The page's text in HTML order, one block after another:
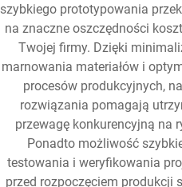
szybkiego prototypowania
na znaczne oszczędności
Twojej firmy. Dzięki
marnowania materiałów i
procesów produkcyjnych,
rozwiązania pomagają
przewagę konkurencyjną na
Ponadto możliwość
testowania i weryfikowania
przed rozpoczęciem produkcji